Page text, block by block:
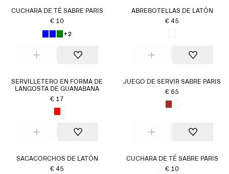
CUCHARA DE TÉ SABRE PARIS
€ 10
+2
ABREBOTELLAS DE LATÓN
€ 45
SERVILLETERO EN FORMA DE
LANGOSTA DE GUANABANA
€ 17
JUEGO DE SERVIR SABRE PARIS
€ 65
SACACORCHOS DE LATÓN
€ 45
CUCHARA DE TÉ SABRE PARIS
€ 10